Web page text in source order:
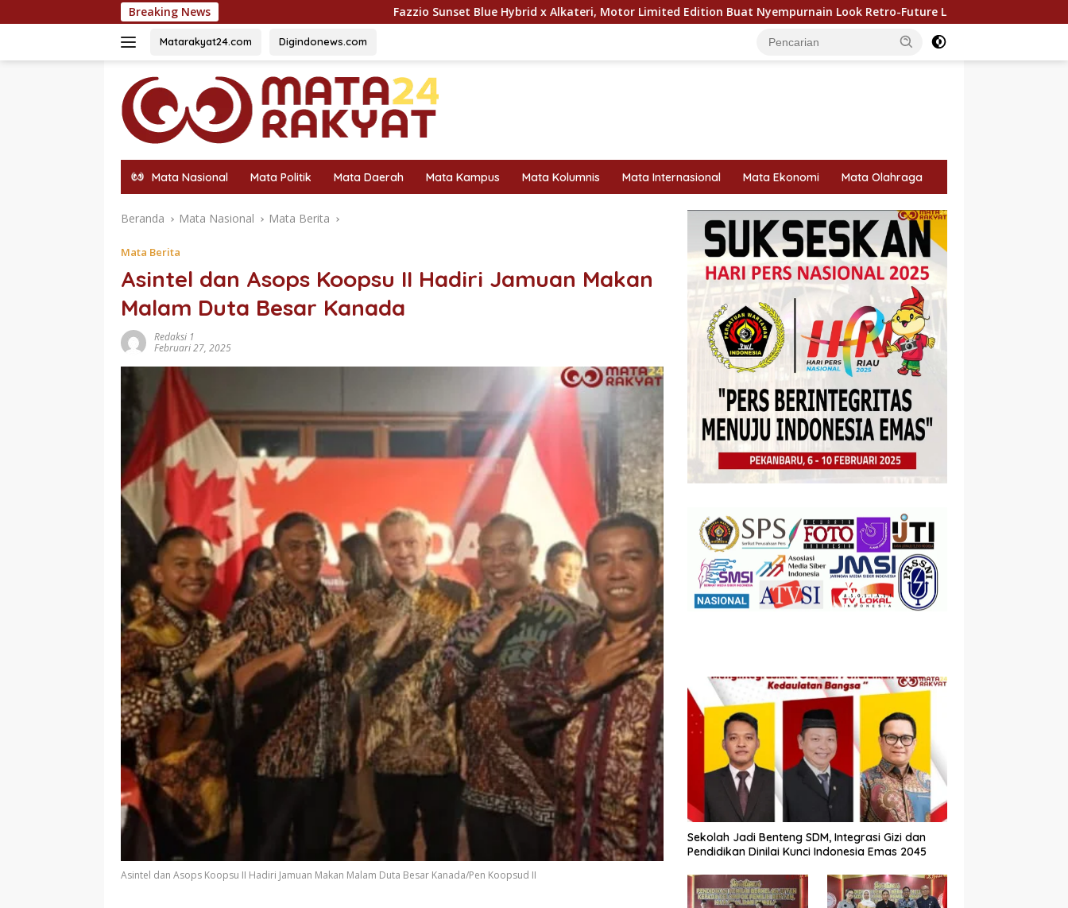
ke
Breaking News Fazzio Sunset Blue Hybrid x Alkateri, Motor Limited Edition Buat Nyempurnain Look Retro-Future Lo 500 Bendera Merah Putih Dibagikan
Matarakyat24.com Digindonews.com
Mata Nasional Mata Politik Mata Daerah Mata Kampus Mata Kolumnis Mata Internasional Mata Ekonomi Mata Olahraga
Beranda Mata Nasional Mata Berita
Mata Berita
Asintel dan Asops Koopsu II Hadiri Jamuan Makan
Malam Duta Besar Kanada
Redaksi 1
Februari 27, 2025
Asintel dan Asops Koopsu II Hadiri Jamuan Makan Malam Duta Besar Kanada/Pen Koopsud II
Sekolah Jadi Benteng SDM, Integrasi Gizi dan
Pendidikan Dinilai Kunci Indonesia Emas 2045